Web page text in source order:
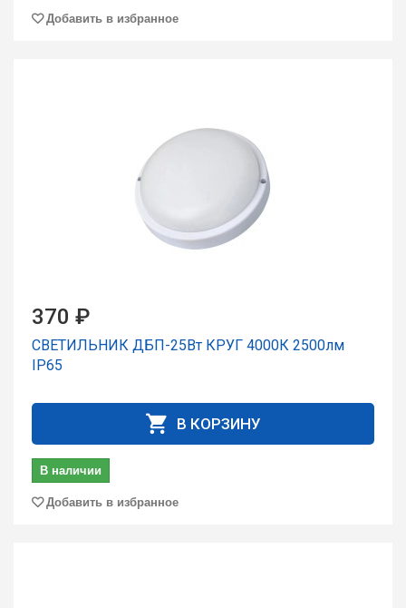
Добавить в избранное
370 ₽
СВЕТИЛЬНИК ДБП-25Вт КРУГ 4000К 2500лм
IP65
В КОРЗИНУ
В наличии
Добавить в избранное